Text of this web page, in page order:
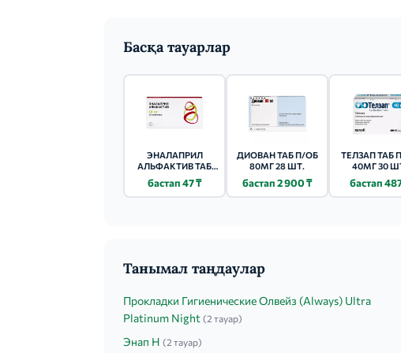
Басқа тауарлар
ЭНАЛАПРИЛ
АЛЬФАКТИВ ТАБ
бастап 47 ₸
ДИОВАН ТАБ П/ОБ
80МГ 28 ШТ.
бастап 2 900 ₸
ТЕЛЗАП ТАБ
40МГ 30
бастап
Танымал таңдаулар
Прокладки Гигиенические Олвейз (Always) Ultra
Platinum Night (2 тауар)
Энап H (2 тауар)